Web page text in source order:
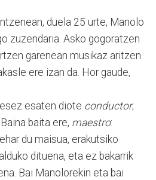
duela 25 ur­te, Manolo
zu­zen­­daria. Asko gogoratzen
garenean musikaz ari­tzen
ere izan da. Hor gaude,
esaten diote conductor;
baita ere, maestro:
du maisua, erakutsiko
dituena, eta ez bakarrik
Bai Manolorekin eta bai